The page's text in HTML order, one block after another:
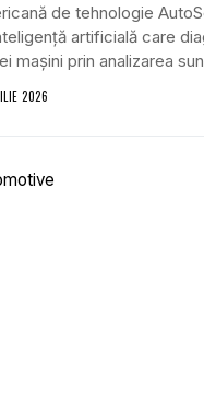
de tehnologie
artificială care
mașini prin analizarea
2026